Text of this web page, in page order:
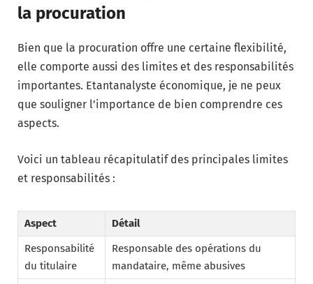
la procuration
Bien que la procuration offre une certaine flexibilité,
elle comporte aussi des limites et des responsabilités
importantes. Etantanalyste économique, je ne peux
que souligner l’importance de bien comprendre ces
aspects.
Voici un tableau récapitulatif des principales limites
et responsabilités :
Aspect
Détail
Responsabilité
du titulaire
Responsable des opérations du
mandataire, même abusives